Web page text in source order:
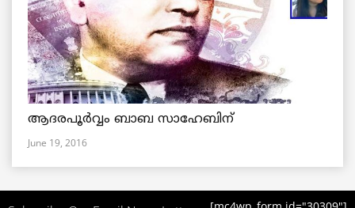
ആദരപൂര്‍വ്വം ബാബ സാഹേബിന്
June 19, 2016